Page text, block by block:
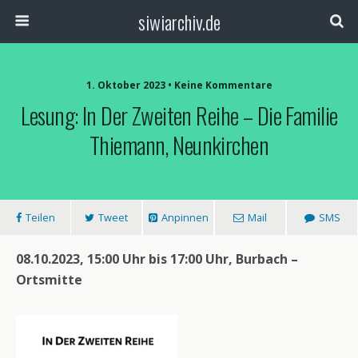
siwiarchiv.de
1. Oktober 2023 • Keine Kommentare
Lesung: In Der Zweiten Reihe – Die Familie
Thiemann, Neunkirchen
Teilen Tweet Anpinnen Mail SMS
08.10.2023, 15:00 Uhr bis 17:00 Uhr, Burbach –
Ortsmitte